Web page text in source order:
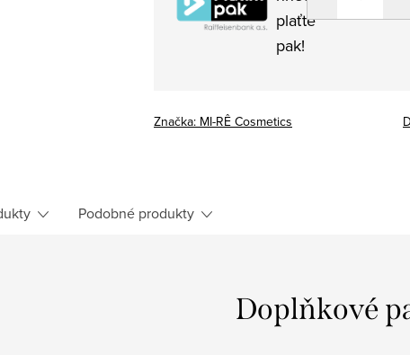
plaťte
pak!
Značka: MI-RÊ Cosmetics
Podobné produkty
Doplňkové